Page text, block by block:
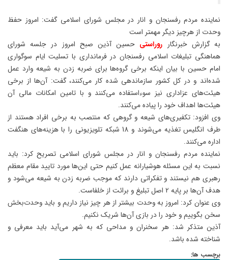
نماینده مردم رفسنجان و انار در مجلس شورای اسلامی گفت: امروز حفظ
وحدت از هرچیز دیگر مهمتر است
به گزارش خبرنگار روراستی حسین آذین صبح امروز در جلسه شورای
هماهنگی تبلیغات اسلامی رفسنجان در فرمانداری با تسلیت ایام سوگواری
امام حسین با بیان اینکه برخی گروه‌ها برای ضربه زدن به شیعه وارد عمل
شده‌اند و در کل کشور سازماندهی شده کار می‌کنند، گفت: آن‌ها از برخی
هیئت‌های عزاداری نیز سوءاستفاده می‌کنند و با تامین امکانات مالی آن
هیئت‌ها اهداف خود را پیاده می‌‌کنند.
وی افزود: تکفیری‌های شیعه و گروهی که منتصب به برخی افراد هستند از
طرف انگلیس تغذیه می‌شوند و 18 شبکه تلویزیونی را با هزینه‌های هنگفت
اداره می‌کنند.
نماینده مردم رفسنجان و انار در مجلس شورای اسلامی تصریح کرد: باید
نسبت به این مسئله هوشیارانه عمل کنیم حتی این‌ها مورد تایید مقام معظم
رهبری هم نیستند و تفکراتی دارند که موجب ضربه زدن به شیعه می‌شود و
هدف آن‌ها بر پایه 2 اصل تبلیغ و برائت از خلفاست.
وی عنوان کرد: امروز به وحدت بیشتر از هر چیز نیاز داریم و باید وحدت‌بخش
سخن بگوییم و خود را در بازی آن‌ها شریک نکنیم.
آذین متذکر شد: هر سخنران و مداحی که به شهر می‌آید باید معرفی و
شناخته شده باشد.
برچسب ها: